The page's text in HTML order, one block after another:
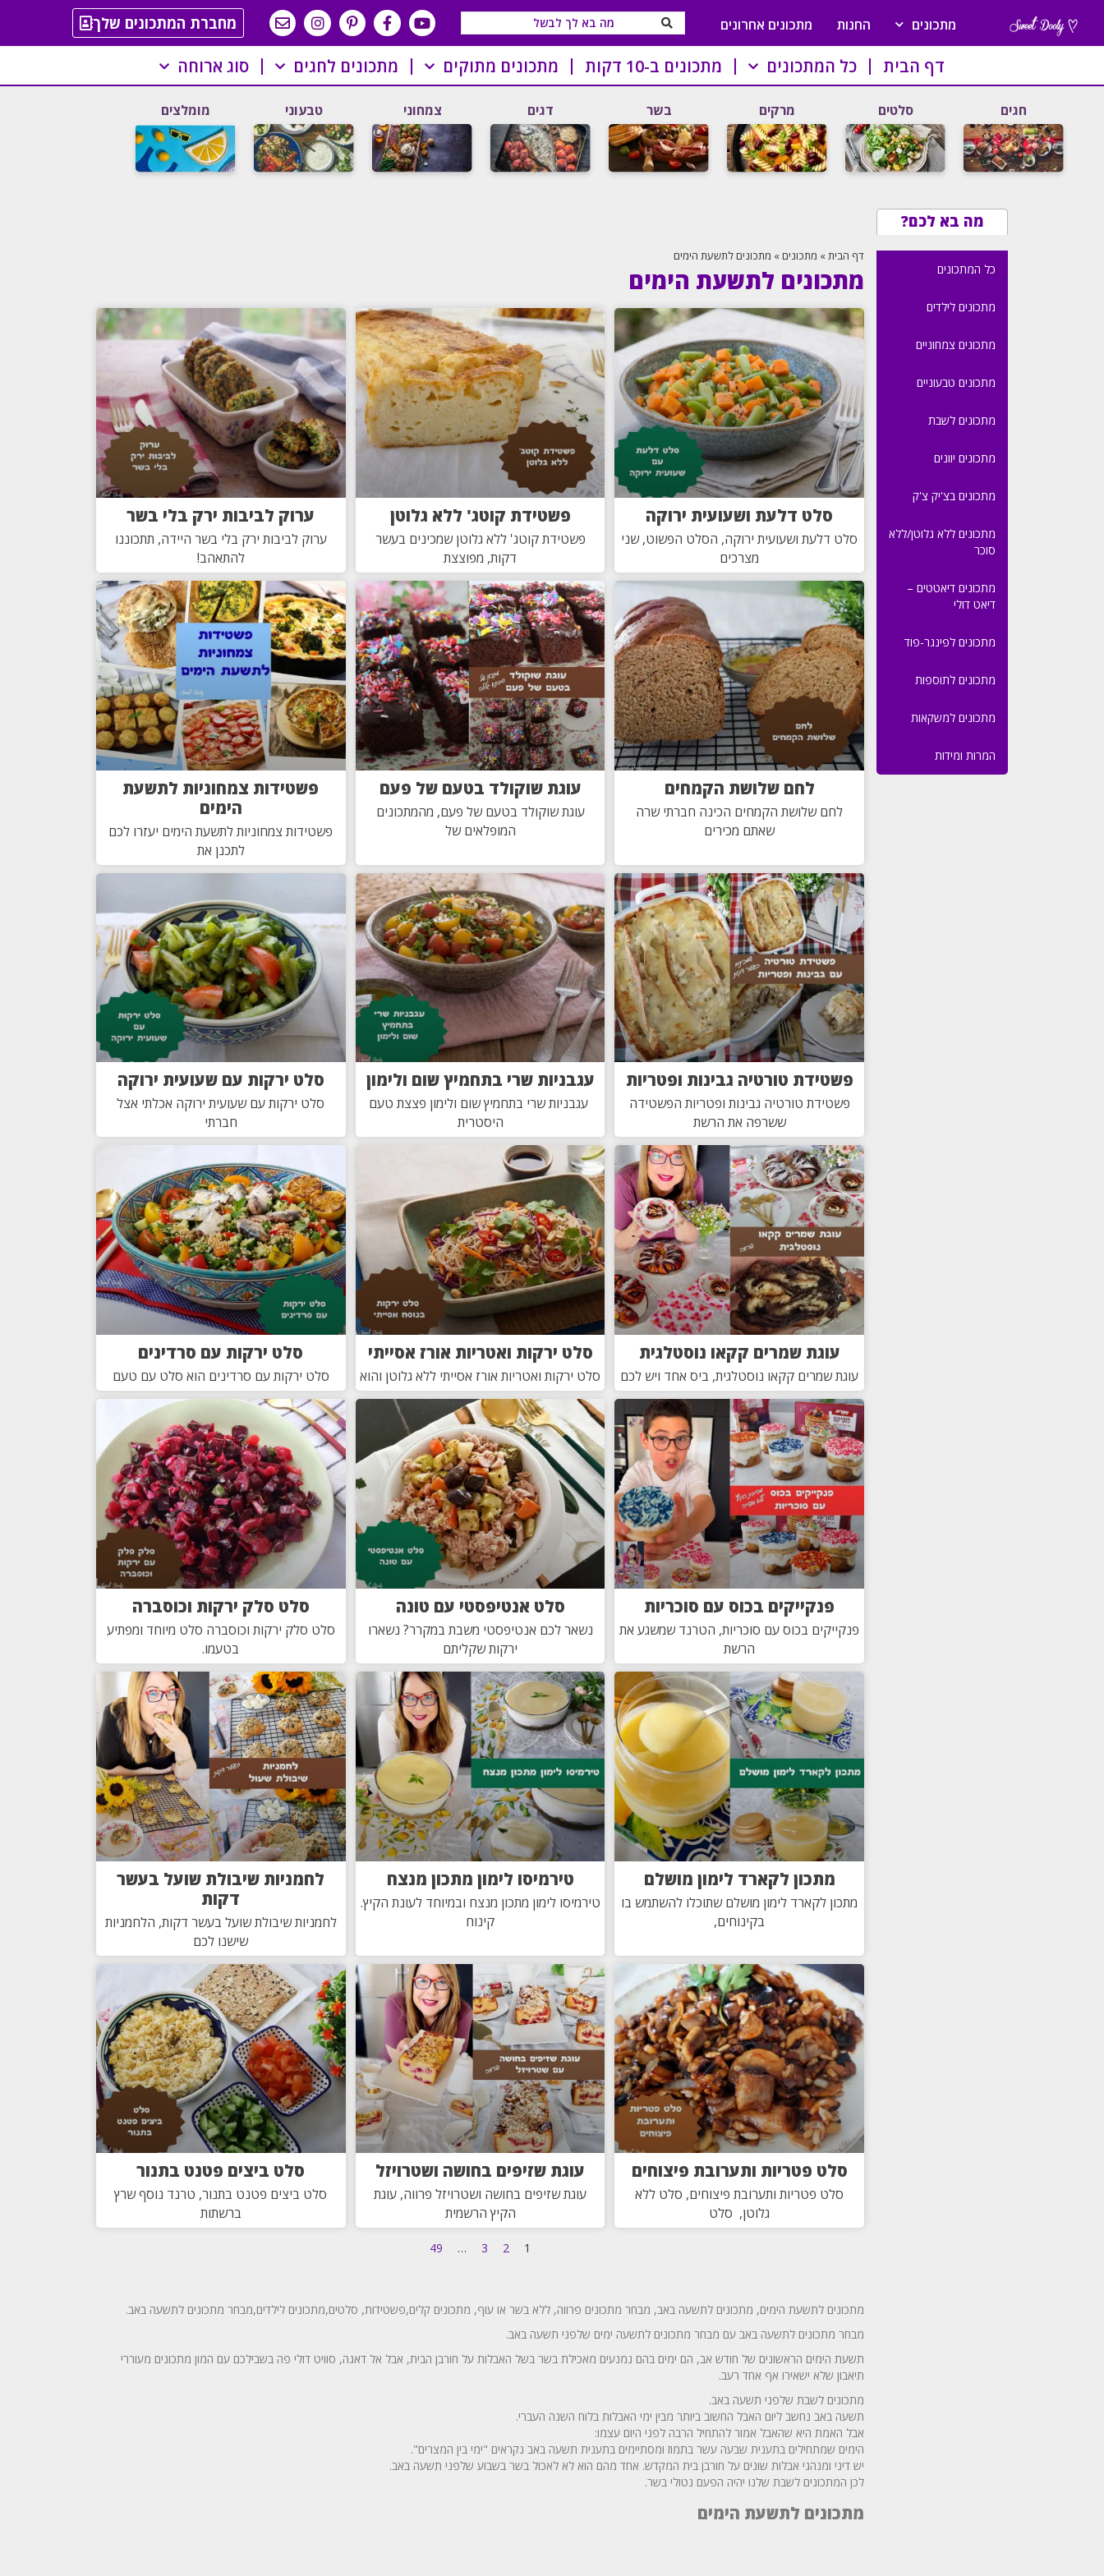
מתכונים החנות מתכונים אחרונים מחברת המתכונים שלך
דף הבית כל המתכונים מתכונים ב-10 דקות מתכונים מתוקים מתכונים לחגים סוג ארוחה
חגים סלטים מרקים בשר דגים צמחוני טבעוני מומלצים
מה בא לכם?
כל המתכונים
מתכונים לילדים
מתכונים צמחוניים
מתכונים טבעוניים
מתכונים לשבת
מתכונים יוונים
מתכונים בצ'יק צ'ק
מתכונים ללא גלוטן/ללא
סוכר
מתכונים דיאטטים –
דיאט דולי
מתכונים לפינגר-פוד
מתכונים לתוספות
מתכונים למשקאות
המרות ומידות
דף הבית» מתכונים» מתכונים לתשעת הימים
מתכונים לתשעת הימים
סלט דלעת ושעועית ירוקה
סלט דלעת ושעועית ירוקה, הסלט הפשוט, שני
מצרכים
פשטידת קוטג' ללא גלוטן
פשטידת קוטג' ללא גלוטן שמכינים בעשר
דקות, מפוצצת
ערוק לביבות ירק בלי בשר
ערוק לביבות ירק בלי בשר היידה, תתכוננו
להתאהב!
לחם שלושת הקמחים
לחם שלושת הקמחים הכינה חברתי שרה
שאתם מכירים
עוגת שוקולד בטעם של פעם
עוגת שוקולד בטעם של פעם, מהמתכונים
המופלאים של
פשטידות צמחוניות לתשעת
הימים
פשטידות צמחוניות לתשעת הימים יעזרו לכם
לתכנן את
פשטידת טורטיה גבינות ופטריות
פשטידת טורטיה גבינות ופטריות הפשטידה
ששרפה את הרשת
עגבניות שרי בתחמיץ שום ולימון
עגבניות שרי בתחמיץ שום ולימון פצצת טעם
היסטרית
סלט ירקות עם שעועית ירוקה
סלט ירקות עם שעועית ירוקה אכלתי אצל
חברתי
עוגת שמרים קקאו נוסטלגית
עוגת שמרים קקאו נוסטלגית, ביס אחד ויש לכם
סלט ירקות ואטריות אורז אסייתי
סלט ירקות ואטריות אורז אסייתי ללא גלוטן והוא
סלט ירקות עם סרדינים
סלט ירקות עם סרדינים הוא סלט עם טעם
פנקייקים בכוס עם סוכריות
פנקייקים בכוס עם סוכריות, הטרנד שמשגע את
הרשת
סלט אנטיפסטי עם טונה
נשאר לכם אנטיפסטי משבת במקרר? נשארו
ירקות שקליתם
סלט סלק ירקות וכוסברה
סלט סלק ירקות וכוסברה סלט מיוחד ומפתיע
בטעמו.
מתכון לקארד לימון מושלם
מתכון לקארד לימון מושלם שתוכלו להשתמש בו
בקינוחים,
טירמיסו לימון מתכון מנצח
טירמיסו לימון מתכון מנצח ובמיוחד לעונת הקיץ.
קינוח
לחמניות שיבולת שועל בעשר
דקות
לחמניות שיבולת שועל בעשר דקות, הלחמניות
שישנו לכם
סלט פטריות ותערובת פיצוחים
סלט פטריות ותערובת פיצוחים, סלט ללא
גלוטן, סלט
עוגת שזיפים בחושה ושטרויזל
עוגת שזיפים בחושה ושטרויזל פרווה, עוגת
הקיץ הרשמית
סלט ביצים פטנט בתנור
סלט ביצים פטנט בתנור, טרנד נוסף שרץ
ברשתות
1
2
3
…
49
מתכונים לתשעת הימים, מתכונים לתשעה באב, מבחר מתכונים פרווה, ללא בשר או עוף, מתכונים קלים,פשטידות, סלטים,מתכונים לילדים,מבחר מתכונים לתשעה באב.
מבחר מתכונים לתשעה באב עם מבחר מתכונים לתשעה ימים שלפני תשעה באב.
תשעת הימים הראשונים של חודש אב, הם ימים בהם נמנעים מאכילת בשר בשל האבלות על חורבן הבית, אבל אל דאגה, סוויט דולי פה בשבילכם עם המון מתכונים מעוררי
תיאבון שלא ישאירו אף אחד רעב.
מתכונים לשבת שלפני תשעה באב.
תשעה באב נחשב ליום האבל החשוב ביותר מבין ימי האבלות בלוח השנה העברי.
אבל האמת היא שהאבל אמור להתחיל הרבה לפני היום עצמו:
הימים שמתחילים בתענית שבעה עשר בתמוז ומסתיימים בתענית תשעה באב נקראים "ימי בין המצרים".
יש דיני ומנהגי אבלות שונים על חורבן בית המקדש. אחד מהם הוא לא לאכול בשר בשבוע שלפני תשעה באב.
לכן המתכונים לשבת שלנו יהיה הפעם נטולי בשר.
מתכונים לתשעת הימים